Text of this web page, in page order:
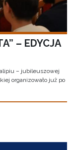
– EDYCJA
– jubileuszowej
organizowało już po